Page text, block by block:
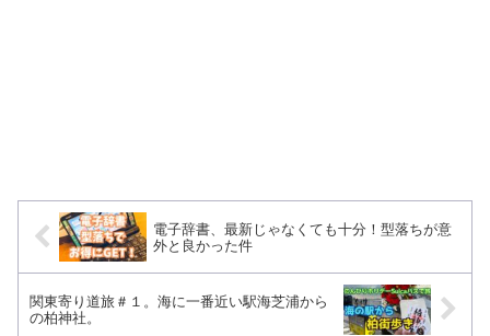
電子辞書、最新じゃなくても十分！型落ちが意
外と良かった件
関東寄り道旅＃１。海に一番近い駅海芝浦から
の柏神社。